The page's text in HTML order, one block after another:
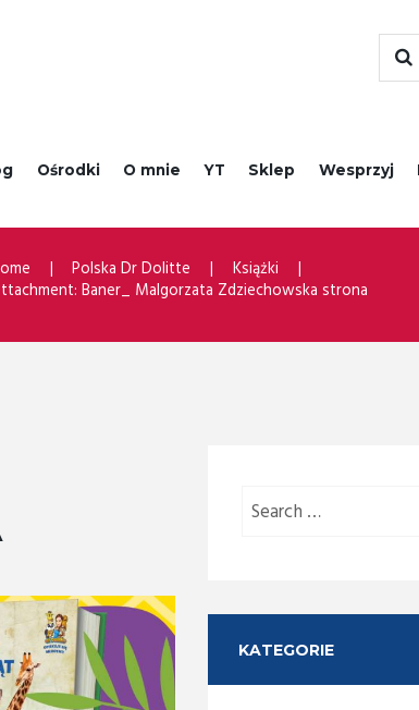
Ośrodki O mnie YT Sklep Wesprzyj
Polska Dr Dolitte
Książki
Baner_ Malgorzata Zdziechowska strona
KATEGORIE